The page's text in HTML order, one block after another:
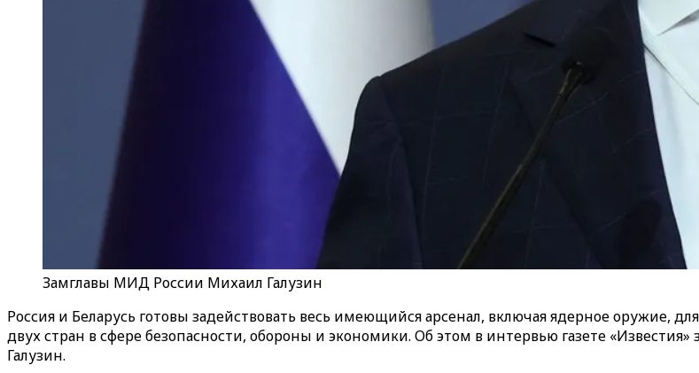
Замглавы МИД России Михаил Галузин
Россия и Беларусь готовы задействовать весь имеющийся арсенал, включая ядерное оружие,
двух стран в сфере безопасности, обороны и экономики. Об этом в интервью газете
Галузин.